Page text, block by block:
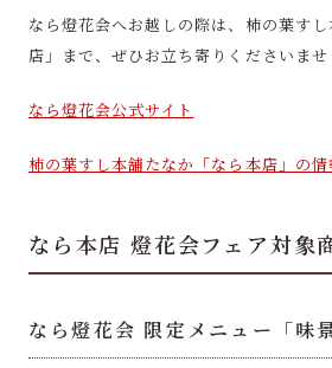
なら燈花会へお越しの際は、柿の葉す
店」まで、ぜひお立ち寄りくださいま
なら燈花会公式サイト
柿の葉すし本舗たなか「なら本店」の情
なら本店 燈花会フェア対象
なら燈花会 限定メニュー「味